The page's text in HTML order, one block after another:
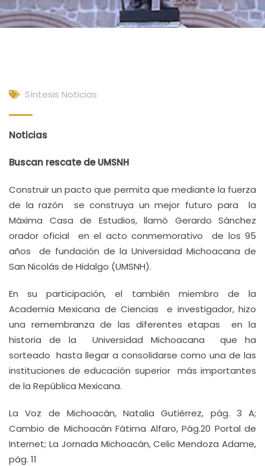
Síntesis Noticias
Noticias
Buscan rescate de UMSNH
Construir un pacto que permita que mediante la fuerza
de la razón se construya un mejor futuro para la
Máxima Casa de Estudios, llamó Gerardo Sánchez
orador oficial en el acto conmemorativo de los 95
años de fundación de la Universidad Michoacana de
San Nicolás de Hidalgo (UMSNH).
En su participación, el también miembro de la
Academia Mexicana de Ciencias e investigador, hizo
una remembranza de las diferentes etapas en la
historia de la Universidad Michoacana que ha
sorteado hasta llegar a consolidarse como una de las
instituciones de educación superior más importantes
de la República Mexicana.
La Voz de Michoacán, Natalia Gutiérrez, pág. 3 A;
Cambio de Michoacán Fátima Alfaro, Pág.20 Portal de
Internet; La Jornada Michoacán, Celic Mendoza Adame,
pág. 11